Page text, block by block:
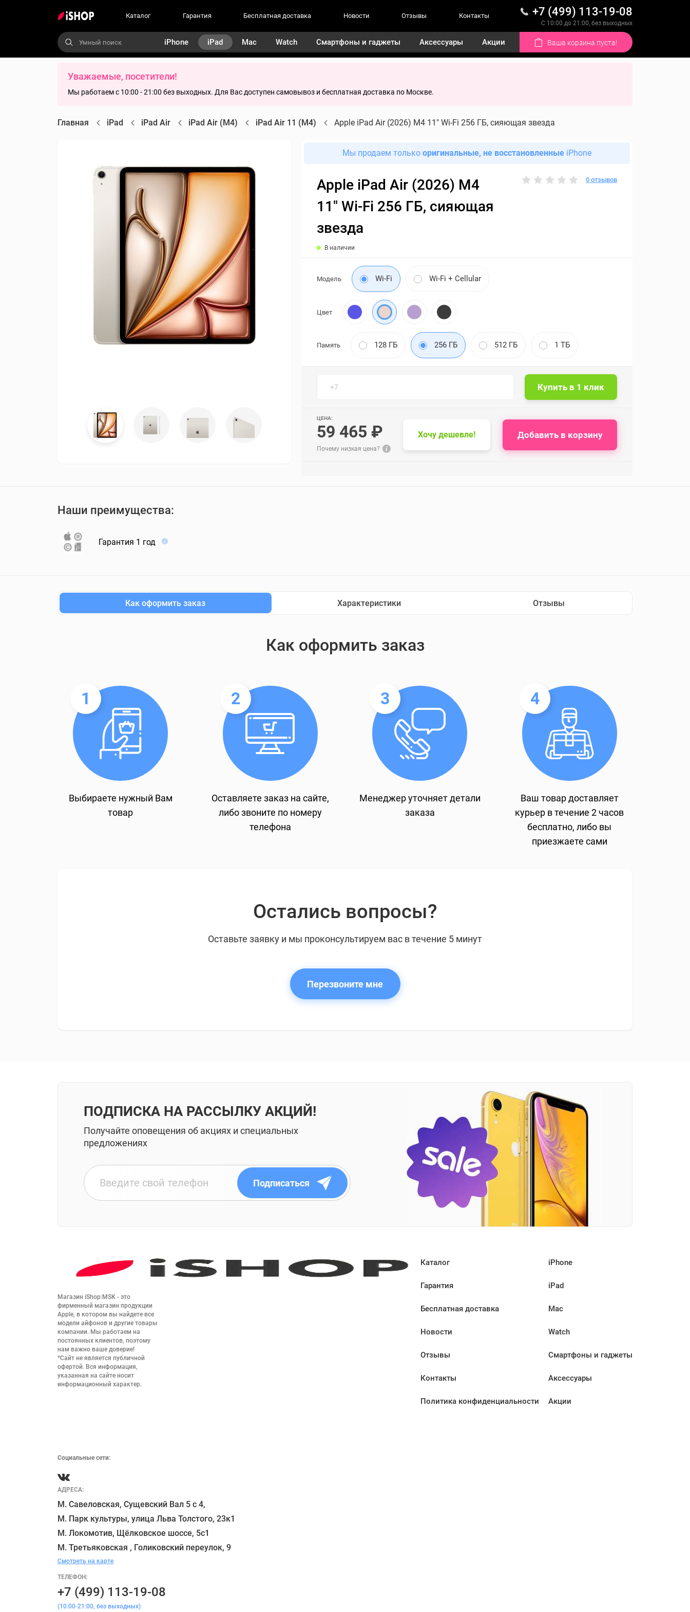
Каталог Гарантия Бесплатная доставка Новости Отзывы Контакты +7 (499) 113-19-08
С 10:00 до 21:00, без выходных
iPhone iPad Mac Watch Смартфоны и гаджеты Аксессуары Акции Ваша корзина пуста!
Уважаемые, посетители!
Мы работаем с 10:00 - 21:00 без выходных. Для Вас доступен самовывоз и бесплатная доставка по Москве.
Главная iPad iPad Air iPad Air (M4) iPad Air 11 (M4) Apple iPad Air (2026) M4 11" Wi-Fi 256 ГБ, сияющая звезда
Мы продаем только оригинальные, не восстановленные iPhone
Apple iPad Air (2026) M4
11" Wi-Fi 256 ГБ, сияющая
звезда
0 отзывов
В наличии
Модель Wi-Fi Wi-Fi + Cellular
Цвет
Память 128 ГБ 256 ГБ 512 ГБ 1 ТБ
ЦЕНА:
59 465 ₽
Почему низкая цена?
Хочу дешевле! Добавить в корзину
Наши преимущества:
Гарантия 1 год
Как оформить заказ Характеристики Отзывы
Как оформить заказ
1
Выбираете нужный Вам
товар
2
Оставляете заказ на сайте,
либо звоните по номеру
телефона
3
Менеджер уточняет детали
заказа
4
Ваш товар доставляет
курьер в течение 2 часов
бесплатно, либо вы
приезжаете сами
Остались вопросы?
Оставьте заявку и мы проконсультируем вас в течение 5 минут
Перезвоните мне
ПОДПИСКА НА РАССЫЛКУ АКЦИЙ!
Получайте оповещения об акциях и специальных
предложениях
Подписаться
Магазин iShop:MSK - это
фирменный магазин продукции
Apple, в котором вы найдете все
модели айфонов и другие товары
компании. Мы работаем на
постоянных клиентов, поэтому
нам важно ваше доверие!
*Сайт не является публичной
офертой. Вся информация,
указанная на сайте носит
информационный характер.
Социальные сети:
Каталог
Гарантия
Бесплатная доставка
Новости
Отзывы
Контакты
Политика конфиденциальности
iPhone
iPad
Mac
Watch
Смартфоны и гаджеты
Аксессуары
Акции
АДРЕСА:
М. Савеловская, Сущевский Вал 5 с 4,
М. Парк культуры, улица Льва Толстого, 23к1
М. Локомотив, Щёлковское шоссе, 5с1
Смотреть на карте
ТЕЛЕФОН:
+7 (499) 113-19-08
(10:00-21:00, без выходных)